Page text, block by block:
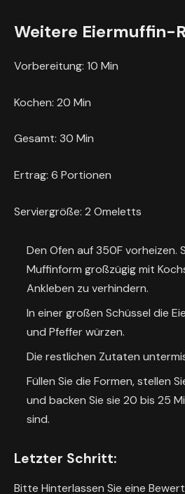
Weitere Eiermuffin-
Vorbereitung: 10 P
o
l
Min
Kochen: 20 P
o
o
o
l
Min
Gesamt: 30 P
o
o
o
l
l
Min
Ertrag: 6 Portionen
Serviergröße: 2 Omeletts
Den Ofen auf 350F vorheizen.
Muffinform großzügig mit
Ankleben zu verhindern.
In einer großen Schüssel die
und Pfeffer würzen.
Die restlichen Zutaten
Füllen Sie die Formen, stellen
und backen Sie sie 20 bis 25
sind.
Letzter Schritt:
Bitte Hinterlassen Sie eine